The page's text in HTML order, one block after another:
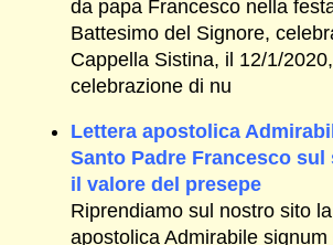
da papa Francesco nella
Battesimo del Signore,
Cappella Sistina, il 12/1/
celebrazione di nu
Lettera apostolica
Santo Padre Francesco
il valore del presepe
Riprendiamo sul nostro sito
apostolica Admirabile